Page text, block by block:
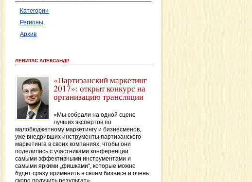
Категории
Регионы
Архив
ЛЕВИТАС АЛЕКСАНДР
«Партизанский маркетинг
2017»: открыт конкурс на
организацию трансляции
«Мы собрали на одной сцене
лучших экспертов по
малобюджетному маркетингу и бизнесменов,
уже внедривших инструменты партизанского
маркетинга в своих компаниях, чтобы они
поделились с участниками конференции
самыми эффективными инструментами и
самыми яркими „фишками“, которые можно
будет сразу применить в своем бизнесе и очень
скоро получить результат»